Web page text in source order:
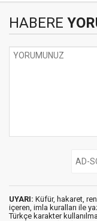
HABERE
UYARI: Küfür, hakaret,
içeren, imla kuralları ile
Türkçe karakter